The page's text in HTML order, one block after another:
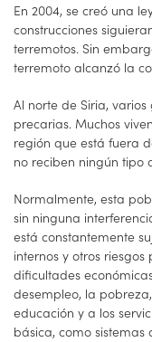
En 2004, se creó una
construcciones
terremotos. Sin
terremoto alcanzó la
Al norte de Siria,
precarias. Muchos
región que está fuera
no reciben ningún tipo
Normalmente, esta
sin ninguna
está constantemente
internos y otros
dificultades
desempleo, la
educación y a los
básica, como